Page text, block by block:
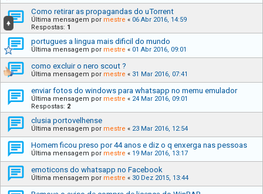
Como retirar as propagandas do uTorrent
Última mensagem por mestre « 06 Abr 2016, 14:59
Respostas: 1
portugues a lingua mais dificil do mundo
Última mensagem por mestre « 01 Abr 2016, 09:01
como excluir o nero scout ?
Última mensagem por mestre « 31 Mar 2016, 07:41
enviar fotos do windows para whatsapp no memu emulador
Última mensagem por mestre « 24 Mar 2016, 09:01
Respostas: 2
clusia portovelhense
Última mensagem por mestre « 23 Mar 2016, 12:54
Homem ficou preso por 44 anos e diz o q enxerga nas pessoas
Última mensagem por mestre « 19 Mar 2016, 13:17
emoticons do whatsapp no Facebook
Última mensagem por mestre « 30 Dez 2015, 13:44